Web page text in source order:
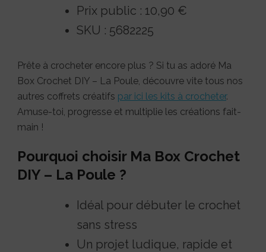
Prix public : 10,90 €
SKU : 5682225
Prête à crocheter encore plus ? Si tu as adoré Ma
Box Crochet DIY – La Poule, découvre vite tous nos
autres coffrets créatifs par ici les kits à crocheter.
Amuse-toi, progresse et multiplie les créations fait-
main !
Pourquoi choisir Ma Box Crochet
DIY – La Poule ?
Idéal pour débuter le crochet
sans stress
Un projet ludique, rapide et